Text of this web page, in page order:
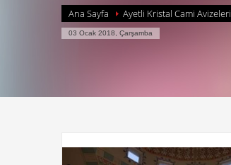
Ana Sayfa Ayetli Kristal Cami Avizeleri
03 Ocak 2018, Çarşamba